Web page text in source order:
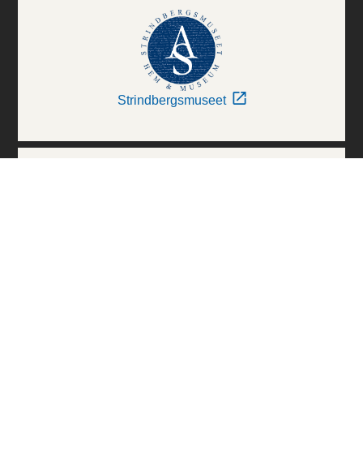
Strindbergsmuseet